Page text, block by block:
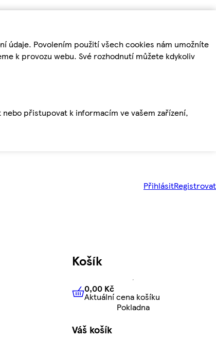
údaje. Povolením použití všech cookies nám umožníte
k provozu webu. Své rozhodnutí můžete kdykoliv
přistupovat k informacím ve vašem zařízení,
PřihlásitRegistrovat
Košík
0,00 KčAktuální cena košíku
0,00 Kč
Aktuální cena košíku
Pokladna
Váš košík